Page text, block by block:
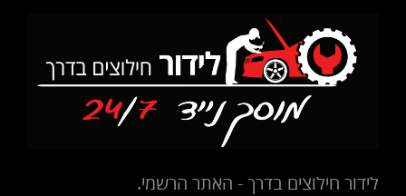
לידור חילוצים בדרך - האתר הרשמי.